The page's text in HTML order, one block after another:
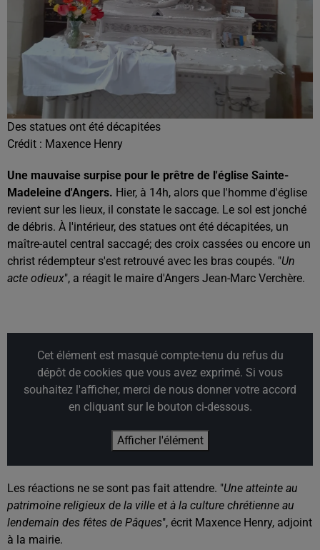
Des statues ont été décapitées
Crédit : Maxence Henry
Une mauvaise surpise pour le prêtre de l'église Sainte-
Madeleine d'Angers. Hier, à 14h, alors que l'homme d'église
revient sur les lieux, il constate le saccage. Le sol est jonché
de débris. À l'intérieur, des statues ont été décapitées, un
maître-autel central saccagé; des croix cassées ou encore un
christ rédempteur s'est retrouvé avec les bras coupés. "Un
acte odieux", a réagit le maire d'Angers Jean-Marc Verchère.
Cet élément est masqué compte-tenu du refus du
dépôt de cookies que vous avez exprimé. Si vous
souhaitez l'afficher, merci de nous donner votre accord
en cliquant sur le bouton ci-dessous.
Afficher l'élément
Les réactions ne se sont pas fait attendre. "Une atteinte au
patrimoine religieux de la ville et à la culture chrétienne au
lendemain des fêtes de Pâques", écrit Maxence Henry, adjoint
à la mairie.